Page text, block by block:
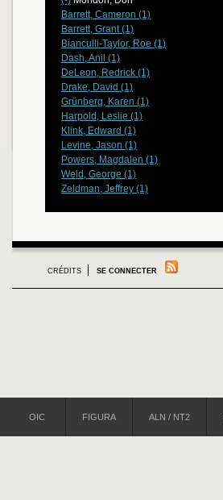
Barrett, Cameron (1)
Barrett, Grant (1)
Bianculli-Taylor, Roe (1)
Dash, Anil (1)
DeLeon, Redrick (1)
Drake, David (1)
Grünberg, Karen (1)
Harpold, Leslie (1)
Klink, Edward (1)
Levine, Jason (1)
Powers, Magdalen (1)
Weld, George (1)
Zeldman, Jeffrey (1)
CRÉDITS SE CONNECTER
OIC FIGURA ALN / NT2